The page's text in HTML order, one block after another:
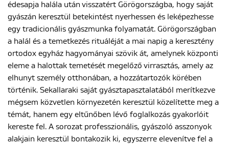
édesapja halála után visszatért Görögországba, hogy saját
gyászán keresztül betekintést nyerhessen és leképezhesse
egy tradicionális gyászmunka folyamatát. Görögországban
a halál és a temetkezés rituáléját a mai napig a keresztény
ortodox egyház hagyományai szövik át, amelynek központi
eleme a halottak temetését megelőző virrasztás, amely az
elhunyt személy otthonában, a hozzátartozók körében
történik. Sekallaraki saját gyásztapasztalatából merítkezve
mégsem közvetlen környezetén keresztül közelítette meg a
témát, hanem egy eltűnőben lévő foglalkozás gyakorlóit
kereste fel. A sorozat professzionális, gyászoló asszonyok
alakjain keresztül bontakozik ki, egyszerre elevenítve fel a